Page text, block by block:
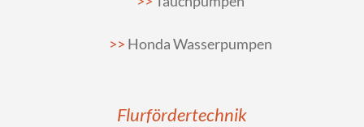
Honda Wasserpumpen
Flurfördertechnik